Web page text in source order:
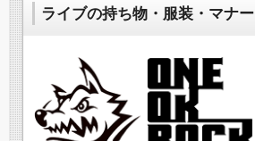
ライブの持ち物・服装・マナー